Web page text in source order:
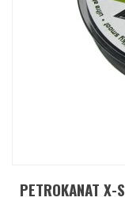
PETROKANAT